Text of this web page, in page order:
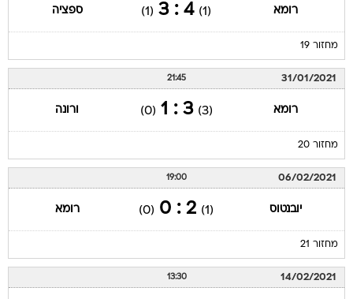
רומא (1)
4 : 3
(1) ספציה
מחזור 19
31/01/2021
21:45
רומא (3)
3 : 1
(0) ורונה
מחזור 20
06/02/2021
19:00
יובנטוס (1)
2 : 0
(0) רומא
מחזור 21
14/02/2021
13:30